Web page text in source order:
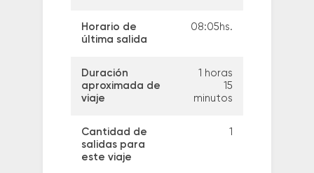
Horario de
última salida
08:05hs.
Duración
aproximada de
viaje
1 horas
15
minutos
Cantidad de
salidas para
este viaje
1